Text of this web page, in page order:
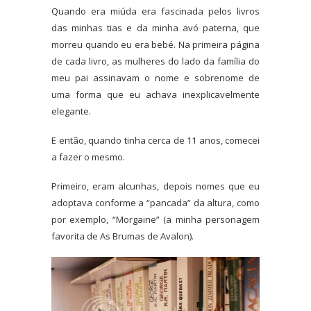
Quando era miúda era fascinada pelos livros
das minhas tias e da minha avó paterna, que
morreu quando eu era bebé. Na primeira página
de cada livro, as mulheres do lado da família do
meu pai assinavam o nome e sobrenome de
uma forma que eu achava inexplicavelmente
elegante.
E então, quando tinha cerca de 11 anos, comecei
a fazer o mesmo.
Primeiro, eram alcunhas, depois nomes que eu
adoptava conforme a “pancada” da altura, como
por exemplo, “Morgaine” (a minha personagem
favorita de As Brumas de Avalon).